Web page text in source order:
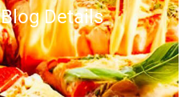
Blog Details